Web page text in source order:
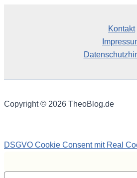
Kontakt
Copyright © 2026 TheoBlog.de
DSGVO Cookie Consent mit Real